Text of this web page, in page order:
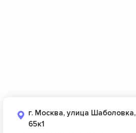
г. Москва, улица Шаболовка,
65к1